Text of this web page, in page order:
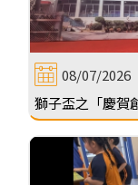
08/07/2026
獅子盃之「慶賀